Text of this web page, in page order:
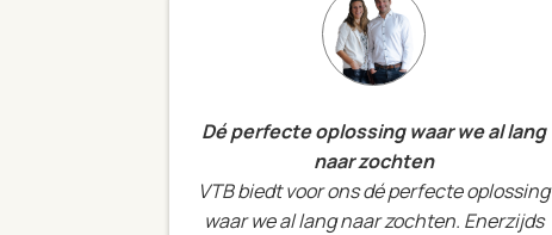
Dé perfecte oplossing waar we al lang
naar zochten
VTB biedt voor ons dé perfecte oplossing
waar we al lang naar zochten. Enerzijds